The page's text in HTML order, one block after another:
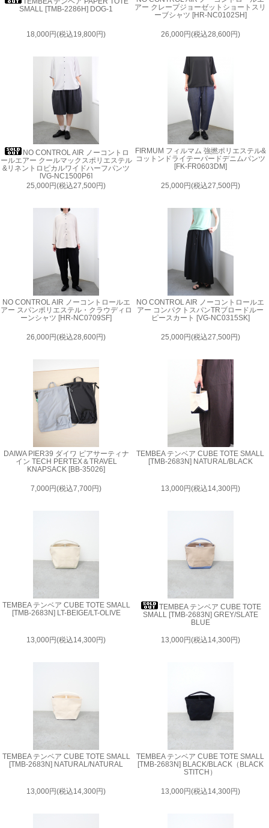
SMALL [TMB-2286H] DOG-1
18,000円(税込19,800円)
アー クレープジョーゼットショートスリ
ーブシャツ [HR-NC0102SH]
26,000円(税込28,600円)
NO CONTROL AIR ノーコントロ
ールエアー クールマックスポリエステル
&リネントロピカルワイドハーフパンツ
[VG-NC1500P6]
25,000円(税込27,500円)
FIRMUM フィルマム 強撚ポリエステル&
コットンドライテーパードデニムパンツ
[FK-FR0603DM]
25,000円(税込27,500円)
NO CONTROL AIR ノーコントロールエ
アー スパンポリエステル・クラウディロ
ーンシャツ [HR-NC0709SF]
26,000円(税込28,600円)
NO CONTROL AIR ノーコントロールエ
アー コンパクトスパンTRブロードルー
ピースカート [VG-NC0315SK]
25,000円(税込27,500円)
DAIWA PIER39 ダイワ ピアサーティナ
イン TECH PERTEX＆TRAVEL
KNAPSACK [BB-35026]
7,000円(税込7,700円)
TEMBEA テンベア CUBE TOTE SMALL
[TMB-2683N] NATURAL/BLACK
13,000円(税込14,300円)
TEMBEA テンベア CUBE TOTE SMALL
[TMB-2683N] LT-BEIGE/LT-OLIVE
13,000円(税込14,300円)
TEMBEA テンベア CUBE TOTE
SMALL [TMB-2683N] GREY/SLATE
BLUE
13,000円(税込14,300円)
TEMBEA テンベア CUBE TOTE SMALL
[TMB-2683N] NATURAL/NATURAL
13,000円(税込14,300円)
TEMBEA テンベア CUBE TOTE SMALL
[TMB-2683N] BLACK/BLACK（BLACK
STITCH）
13,000円(税込14,300円)